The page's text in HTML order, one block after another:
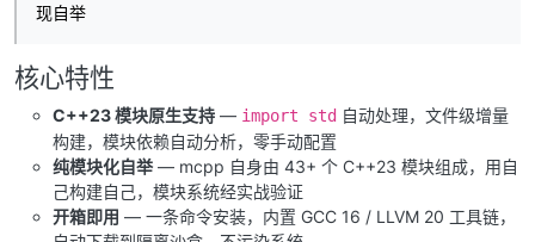
现自举
核心特性
C++23 模块原生支持 — import std 自动处理，文件级增量
构建，模块依赖自动分析，零手动配置
纯模块化自举 — mcpp 自身由 43+ 个 C++23 模块组成，用自
己构建自己，模块系统经实战验证
开箱即用 — 一条命令安装，内置 GCC 16 / LLVM 20 工具链，